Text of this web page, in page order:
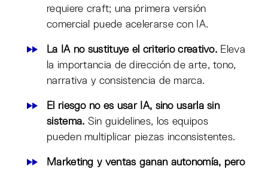
requiere craft; una primera versión
comercial puede acelerarse con IA.
La IA no sustituye el criterio creativo. Eleva
la importancia de dirección de arte, tono,
narrativa y consistencia de marca.
El riesgo no es usar IA, sino usarla sin
sistema. Sin guidelines, los equipos
pueden multiplicar piezas inconsistentes.
Marketing y ventas ganan autonomía, pero